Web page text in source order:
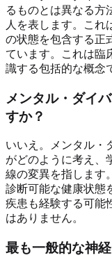
るものとは異なる方
人を表します。これ
の状態を包含する正
ています。これは臨
識する包括的な概念
メンタル・ダイ
すか？
いいえ。メンタル・
がどのように考え、
線の変異を指します
診断可能な健康状態
疾患も経験する可能
はありません。
最も一般的な神